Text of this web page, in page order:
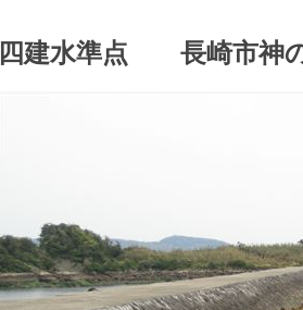
四建水準点 長崎市神